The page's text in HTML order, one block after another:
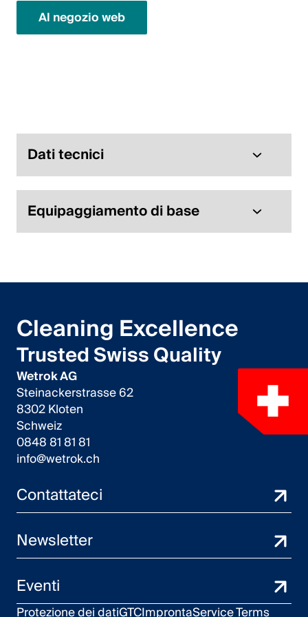
Lavori
Italiano (Svizzera)
Svizzera
Français
Italiano
English
Austria
Deutsch
English
Germania
Deutsch
English
Svezia
Svenska
Al negozio web
Dati tecnici
Equipaggiamento di base
Cleaning Excellence
Trusted Swiss Quality
Wetrok AG
Steinackerstrasse 62
8302 Kloten
Schweiz
0848 81 81 81
info@wetrok.ch
Contattateci
Newsletter
Eventi
Protezione dei datiGTCImprontaService Terms